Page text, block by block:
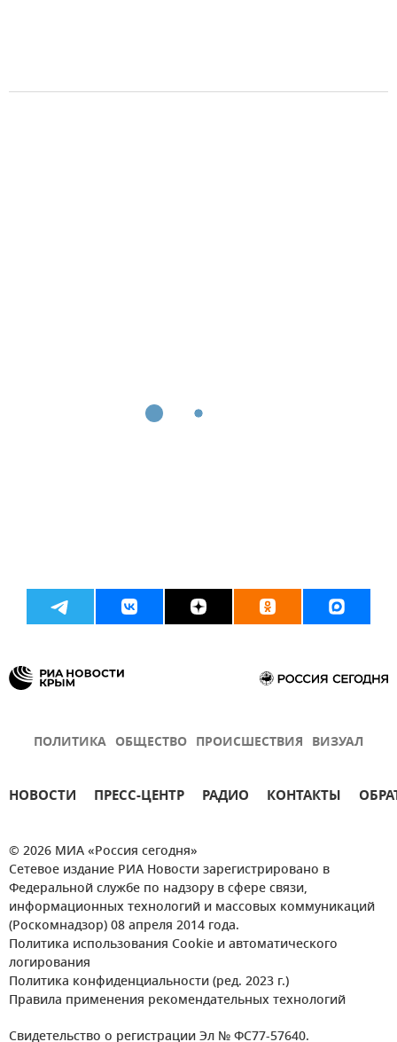
ПОЛИТИКА ОБЩЕСТВО ПРОИСШЕСТВИЯ ВИЗУАЛ
НОВОСТИ ПРЕСС-ЦЕНТР РАДИО КОНТАКТЫ
© 2026 МИА «Россия сегодня»
Сетевое издание РИА Новости зарегистрировано в
Федеральной службе по надзору в сфере связи,
информационных технологий и массовых коммуникаций
(Роскомнадзор) 08 апреля 2014 года.
Политика использования Cookie и автоматического
логирования
Политика конфиденциальности (ред. 2023 г.)
Правила применения рекомендательных технологий
Свидетельство о регистрации Эл № ФС77-57640.